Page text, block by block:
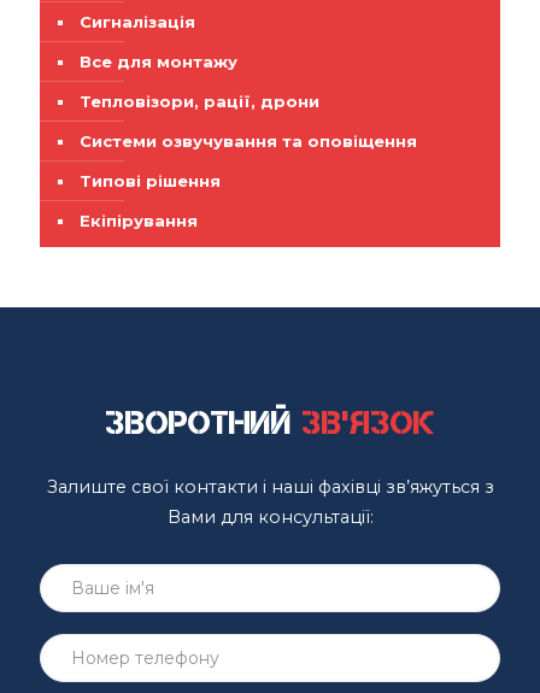
Сигналізація
Все для монтажу
Тепловізори, рації, дрони
Системи озвучування та оповіщення
Типові рішення
Екіпірування
Зворотний зв'язок
Залиште свої контакти і наші фахівці зв’яжуться з
Вами для консультації: